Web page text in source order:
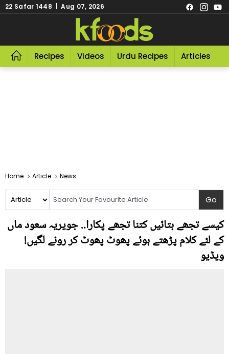
22 Safar 1448 | Aug 07, 2026
Recipes Videos Urdu Recipes Articles
Home Article News
کیسے تجھے بتائیں کتنا تجھے پکارا.. جویریہ سعود ماں
کے لئے کلام پڑھتے ہوئے پھوٹ پھوٹ کر رونے لگیں!
ویڈیو